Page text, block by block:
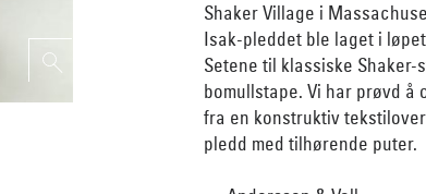
Shaker Village i
Isak-pleddet ble laget i
Setene til klassiske
bomullstape. Vi har prøvd
fra en konstruktiv
pledd med tilhørende puter.